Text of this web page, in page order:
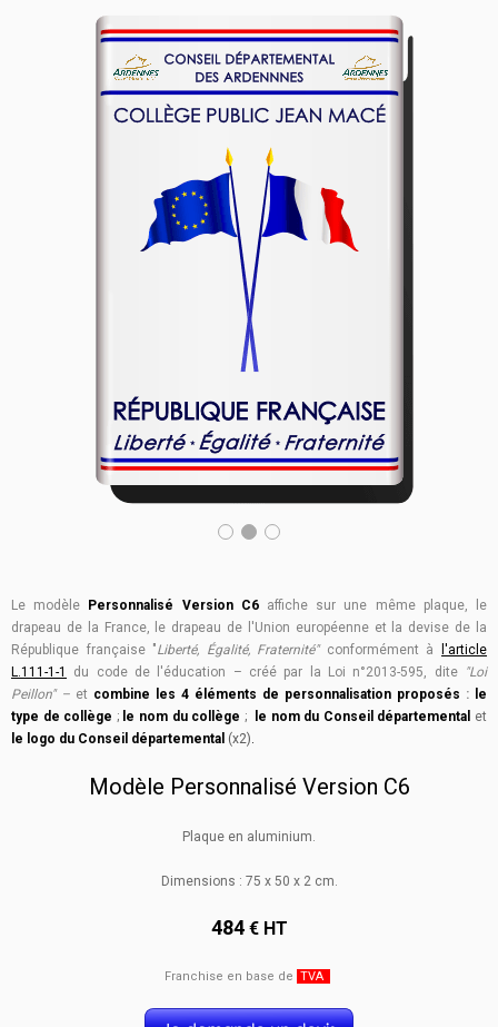
Le modèle Personnalisé Version C6affiche sur une même plaque, le
drapeau de la France, le drapeau de l'Union européenne et la devise de la
République française "Liberté, Égalité, Fraternité"conformément à
l'article
L.111-1-1
du code de l'éducation – créé par la Loi n°2013-595, dite "Loi
Peillon" – et combine les 4 éléments de personnalisation proposés :
le
type de collège ;le nom du collège ;le nom du Conseil départemental et
le logo du Conseil départemental (x2).
Modèle Personnalisé Version C6
Plaque en aluminium.
Dimensions : 75 x 50 x 2 cm.
484 € HT
Franchise en base de TVA